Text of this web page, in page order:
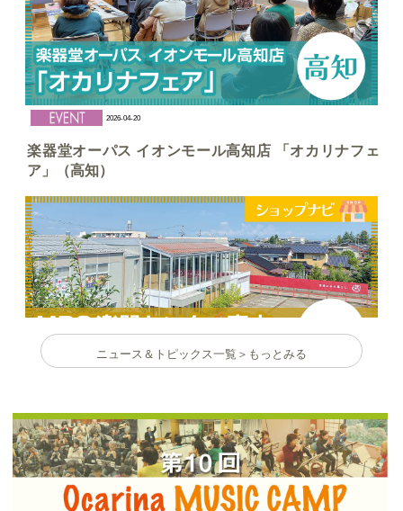
2026-04-20
楽器堂オーパス イオンモール高知店 「オカリナフェ
ア」（高知）
MPC楽器センター富山 「オカリナ祭り」（富山）
ニュース＆トピックス一覧＞もっとみる